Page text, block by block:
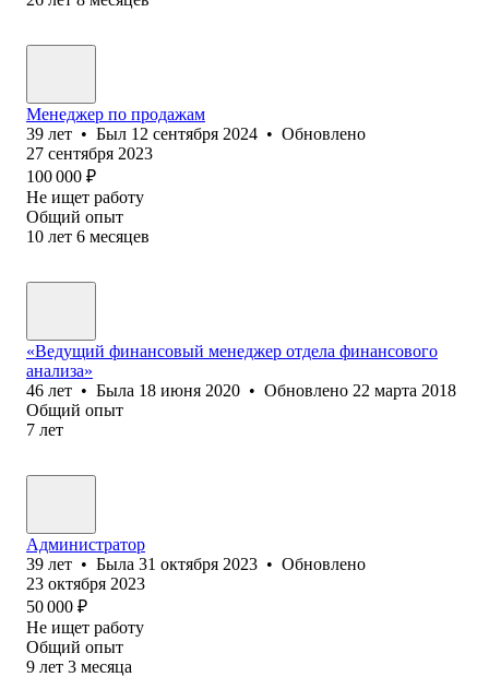
Менеджер по продажам
39 лет • Был 12 сентября 2024 • Обновлено
27 сентября 2023
100 000 ₽
Не ищет работу
Общий опыт
10 лет 6 месяцев
«Ведущий финансовый менеджер отдела финансового
анализа»
46 лет • Была 18 июня 2020 • Обновлено 22 марта 2018
Общий опыт
7 лет
Администратор
39 лет • Была 31 октября 2023 • Обновлено
23 октября 2023
50 000 ₽
Не ищет работу
Общий опыт
9 лет 3 месяца